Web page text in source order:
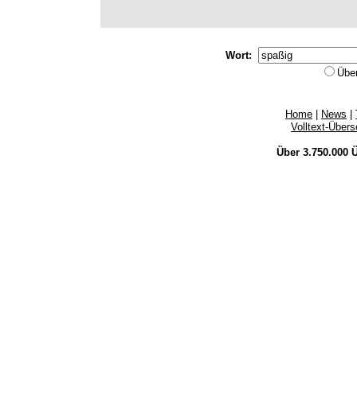
Wort:
Home News
Volltext-
Über 3.750.000